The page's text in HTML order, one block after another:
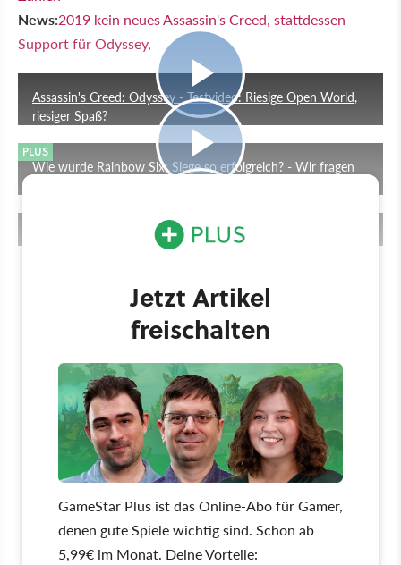
News:2019 kein neues Assassin's Creed, stattdessen
Support für Odyssey,
Assassin's Creed: Odyssey - Testvideo: Riesige Open World,
riesiger Spaß?
PLUS
25:20
Wie wurde Rainbow Six: Siege so erfolgreich? - Wir fragen
Fallout 4 - Test: Fallout oder Ausfall?
Jetzt Artikel
freischalten
GameStar Plus ist das Online-Abo für Gamer,
denen gute Spiele wichtig sind. Schon ab
5,99€ im Monat. Deine Vorteile: